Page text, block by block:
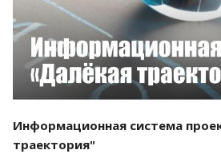
Информационная система
траектория"